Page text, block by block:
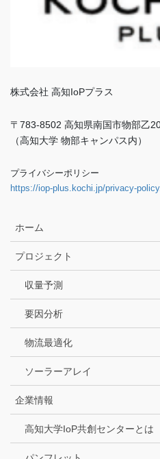
株式会社 高知IoPプラス
〒783-8502 高知県南国市物部乙
（高知大学 物部キャンパス内）
プライバシーポリシー
https://iop-plus.kochi.jp/privacy-
ホーム
プロジェクト
収量予測
要因分析
物流最適化
ソーラーアレイ
企業情報
高知大学IoP共創センターとは